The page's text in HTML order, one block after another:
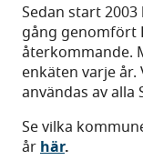
Sedan start
gång genomfört
återkommande.
enkäten varje
användas av
Se vilka
århär.